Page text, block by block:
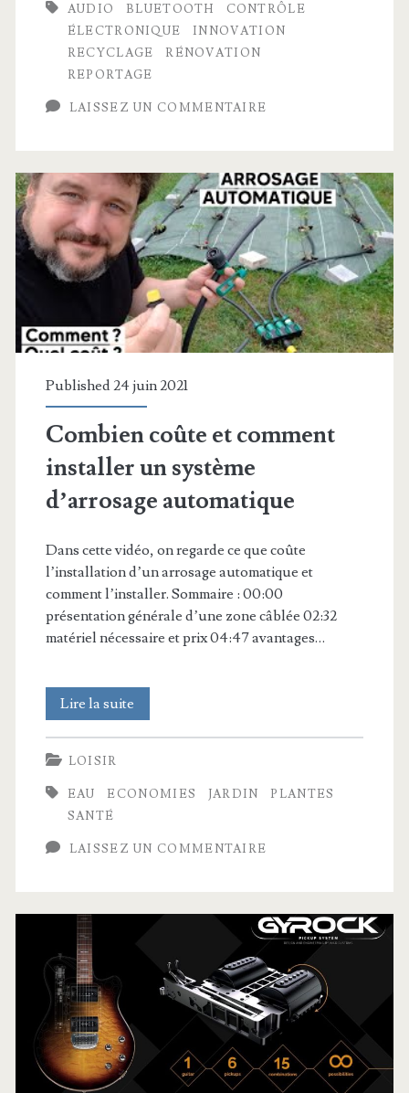
d’A.bsolument
:
modernisation
d’enceintes
AUDIO BLUETOOTH
CONTRÔLE
ÉLECTRONIQUE
INNOVATION
RECYCLAGE
RÉNOVATION
REPORTAGE
LAISSEZ UN COMMENTAIRE
Published 24 juin 2021
Combien coûte et comment
installer un système
d’arrosage automatique
Dans cette vidéo, on regarde ce que coûte
l’installation d’un arrosage automatique et
comment l’installer. Sommaire : 00:00
présentation générale d’une zone câblée 02:32
matériel nécessaire et prix 04:47 avantages…
Lire la suite
coûte
comment
automatique
LOISIR
EAU ECONOMIES JARDIN
PLANTES
SANTÉ
LAISSEZ UN COMMENTAIRE